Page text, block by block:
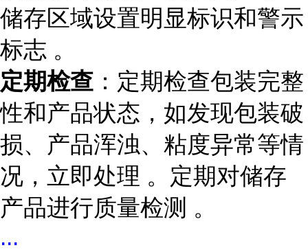
储存区域设置明显标识和警示
标志 。
定期检查 ：定期检查包装完整
性和产品状态，如发现包装破
损、产品浑浊、粘度异常等情
况，立即处理 。定期对储存
产品进行质量检测 。
...